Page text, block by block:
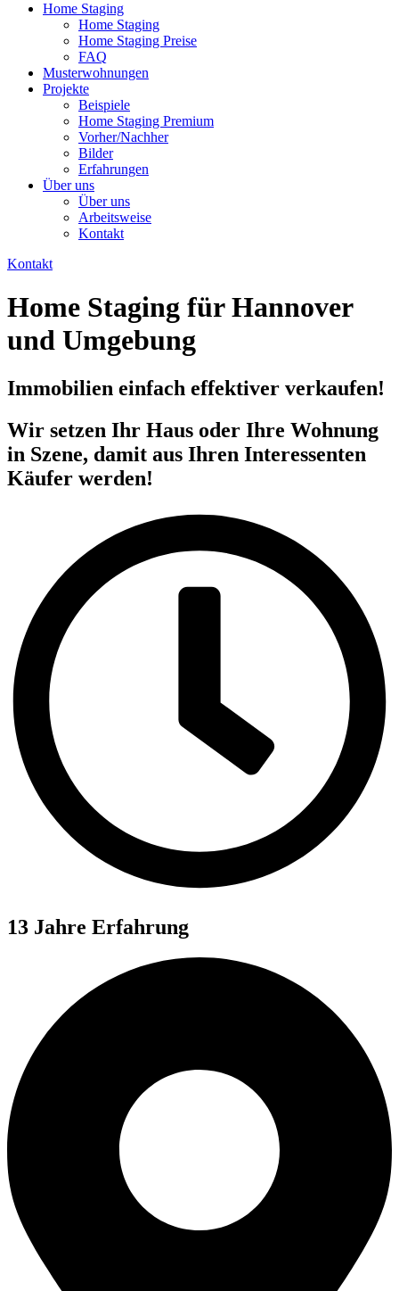
Home Staging
Home Staging
Home Staging Preise
FAQ
Musterwohnungen
Projekte
Beispiele
Home Staging Premium
Vorher/Nachher
Bilder
Erfahrungen
Über uns
Über uns
Arbeitsweise
Kontakt
Kontakt
Home Staging für Hannover
und Umgebung
Immobilien einfach effektiver verkaufen!
Wir setzen Ihr Haus oder Ihre Wohnung
in Szene, damit aus Ihren Interessenten
Käufer werden!
13 Jahre Erfahrung